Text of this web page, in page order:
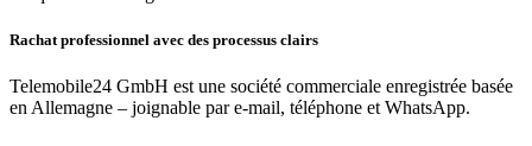
Rachat professionnel avec des processus clairs
Telemobile24 GmbH est une société commerciale enregistrée basée
en Allemagne – joignable par e-mail, téléphone et WhatsApp.